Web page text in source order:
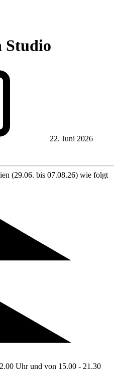
Studio
22. Juni 2026
(29.06. bis 07.08.26) wie folgt
Uhr und von 15.00 - 21.30